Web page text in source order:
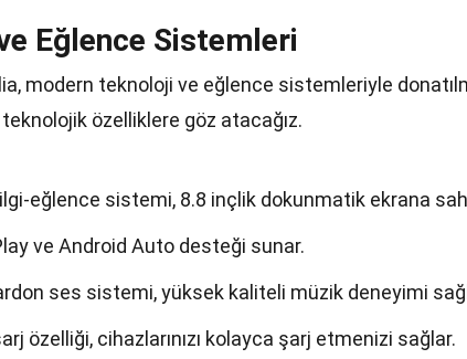
Eğlence Sistemleri
modern teknoloji ve eğlence sistemleriyle
özelliklere göz atacağız.
eğlence sistemi, 8.8 inçlik dokunmatik ekrana
ve Android Auto desteği sunar.
ses sistemi, yüksek kaliteli müzik deneyimi
özelliği, cihazlarınızı kolayca şarj etmenizi sağlar.